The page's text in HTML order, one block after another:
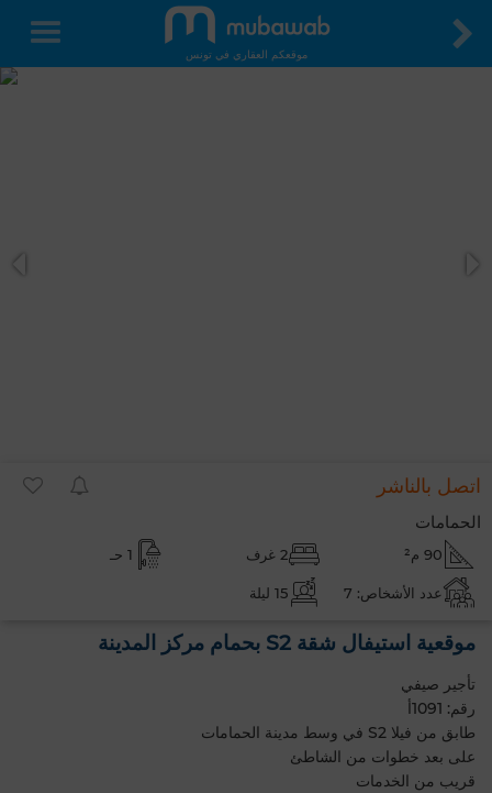
موقعكم العقاري في تونس
اتصل بالناشر
الحمامات
90 م² 2 غرف 1 حـ
عدد الأشخاص: 7 15 ليلة
موقعية استيفال شقة S2 بحمام مركز المدينة
تأجير صيفي
رقم: 1091أ
طابق من فيلا S2 في وسط مدينة الحمامات
على بعد خطوات من الشاطئ
قريب من الخدمات